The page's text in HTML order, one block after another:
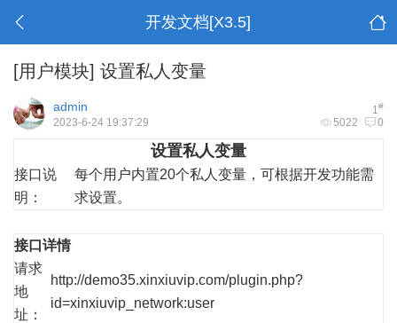
开发文档[X3.5]
[用户模块] 设置私人变量
1#
admin
5022 0
2023-6-24 19:37:29
设置私人变量
接口说
明：
每个用户内置20个私人变量，可根据开发功能需
求设置。
接口详情
请求
地
址：
http://demo35.xinxiuvip.com/plugin.php?
id=xinxiuvip_network:user